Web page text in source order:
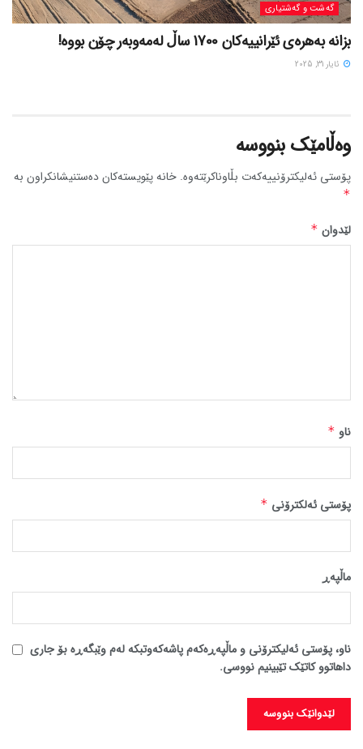
گه‌شت و گه‌شتیاری
بزانه بەهرەی ئێرانییەکان 1700 ساڵ لەمەوبەر چۆن بووه!
ئایار 31, 2025
وەڵامێک بنووسە
پۆستی ئەلیکترۆنییەکەت بڵاوناکرێتەوە. خانە پێویستەکان دەستنیشانکراون بە
*
لێدوان *
ناو *
پۆستی ئەلکترۆنی *
ماڵپه‌ڕ
ناو، پۆستی ئەلیکترۆنی و ماڵپەڕەکەم پاشەکەوتبکە لەم وێبگەڕە بۆ جاری
داهاتوو کاتێک تێبینیم نووسی.